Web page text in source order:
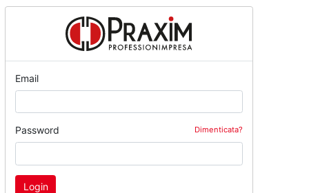
Email
Password Dimenticata?
Login